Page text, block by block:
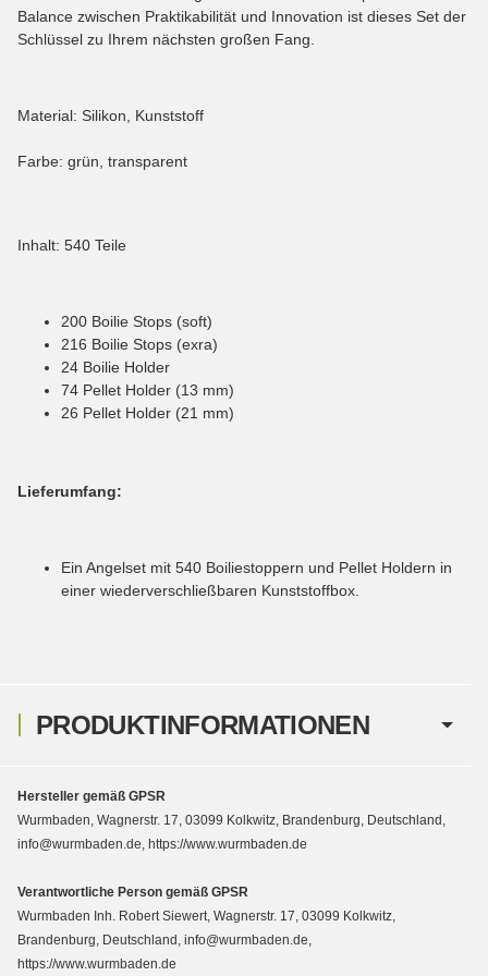
PRODUKTINFORMATIONEN
Balance zwischen Praktikabilität und Innovation ist dieses Set der
Schlüssel zu Ihrem nächsten großen Fang.
Material: Silikon, Kunststoff
Farbe: grün, transparent
Inhalt: 540 Teile
200 Boilie Stops (soft)
216 Boilie Stops (exra)
24 Boilie Holder
74 Pellet Holder (13 mm)
26 Pellet Holder (21 mm)
Lieferumfang:
Ein Angelset mit 540 Boiliestoppern und Pellet Holdern in
einer wiederverschließbaren Kunststoffbox.
Hersteller gemäß GPSR
Wurmbaden, Wagnerstr. 17, 03099 Kolkwitz, Brandenburg, Deutschland,
info@wurmbaden.de, https://www.wurmbaden.de
Verantwortliche Person gemäß GPSR
Wurmbaden Inh. Robert Siewert, Wagnerstr. 17, 03099 Kolkwitz,
Brandenburg, Deutschland, info@wurmbaden.de,
https://www.wurmbaden.de